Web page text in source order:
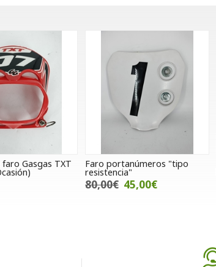
Gasgas TXT Faro portanúmeros "tipo
resistencia"
80,00€ 45,00€